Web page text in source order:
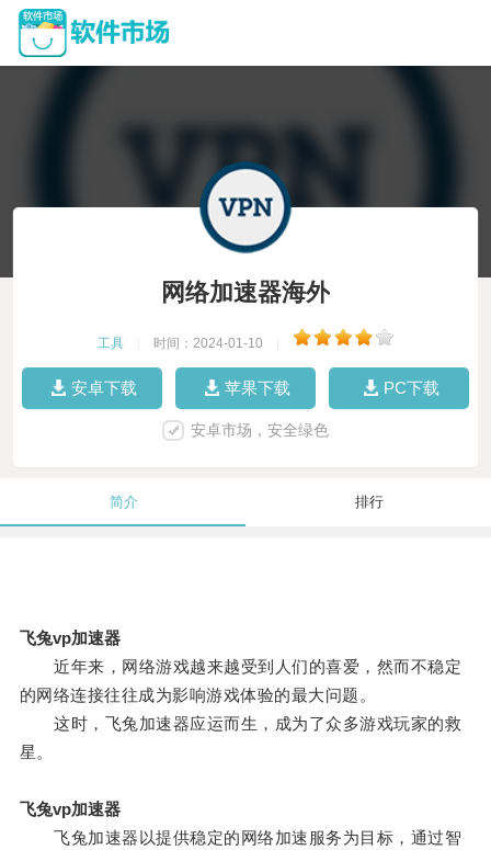
网络加速器海外
工具 时间：2024-01-10
安卓下载 苹果下载 PC下载
安卓市场，安全绿色
简介 排行
飞兔vp加速器
近年来，网络游戏越来越受到人们的喜爱，然而不稳定
的网络连接往往成为影响游戏体验的最大问题。
这时，飞兔加速器应运而生，成为了众多游戏玩家的救
星。
飞兔vp加速器
飞兔加速器以提供稳定的网络加速服务为目标，通过智